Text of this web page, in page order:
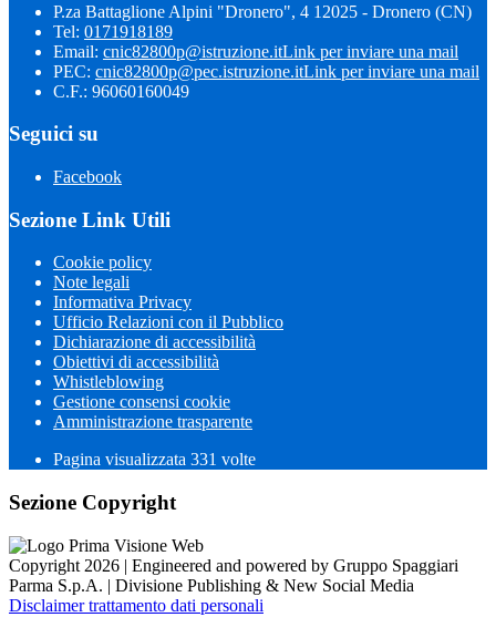
P.za Battaglione Alpini "Dronero", 4 12025 - Dronero (CN)
Tel: 0171918189
Email: cnic82800p@istruzione.itLink per inviare una mail
PEC: cnic82800p@pec.istruzione.itLink per inviare una mail
C.F.: 96060160049
Seguici su
Facebook
Sezione Link Utili
Cookie policy
Note legali
Informativa Privacy
Ufficio Relazioni con il Pubblico
Dichiarazione di accessibilità
Obiettivi di accessibilità
Whistleblowing
Gestione consensi cookie
Amministrazione trasparente
Pagina visualizzata 331 volte
Sezione Copyright
Copyright 2026 | Engineered and powered by Gruppo Spaggiari
Parma S.p.A. | Divisione Publishing & New Social Media
Disclaimer trattamento dati personali